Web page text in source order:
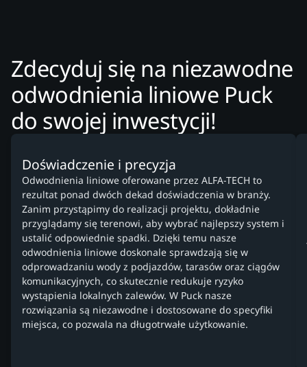
Zdecyduj się na niezawodne
odwodnienia liniowe Puck
do swojej inwestycji!
Doświadczenie i precyzja
Odwodnienia liniowe oferowane przez ALFA-TECH to
rezultat ponad dwóch dekad doświadczenia w branży.
Zanim przystąpimy do realizacji projektu, dokładnie
przyglądamy się terenowi, aby wybrać najlepszy system i
ustalić odpowiednie spadki. Dzięki temu nasze
odwodnienia liniowe doskonale sprawdzają się w
odprowadzaniu wody z podjazdów, tarasów oraz ciągów
komunikacyjnych, co skutecznie redukuje ryzyko
wystąpienia lokalnych zalewów. W Puck nasze
rozwiązania są niezawodne i dostosowane do specyfiki
miejsca, co pozwala na długotrwałe użytkowanie.